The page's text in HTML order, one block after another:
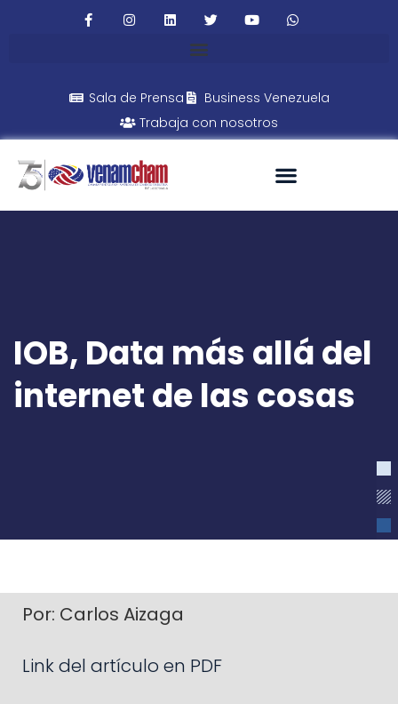
Sala de Prensa
Business Venezuela
Trabaja con nosotros
IOB, Data más allá del
internet de las cosas
Por: Carlos Aizaga
Link del artículo en PDF